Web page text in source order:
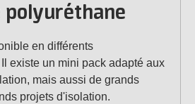
polyuréthane
en différents
existe un mini pack adapté aux
mais aussi de grands
projets d'isolation.